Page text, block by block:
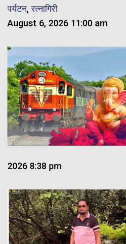
पर्यटन,रत्नागिरी
August 6, 2026 11:00 am
2026 8:38 pm